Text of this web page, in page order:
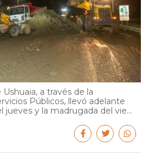
a través de la
Públicos, llevó adelante
jueves y la madrugada del vie...